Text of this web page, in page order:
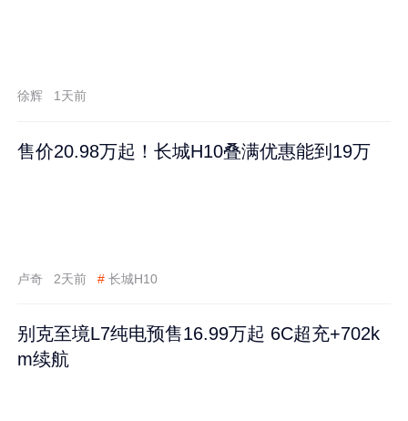
徐辉 1天前
售价20.98万起！长城H10叠满优惠能到19万
卢奇 2天前 # 长城H10
别克至境L7纯电预售16.99万起 6C超充+702k
m续航